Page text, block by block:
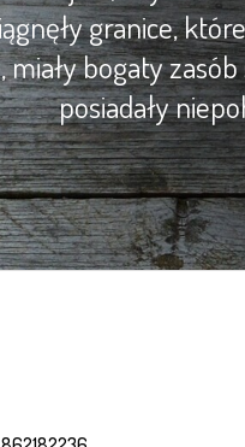
granice,
miały bogaty
posiadały